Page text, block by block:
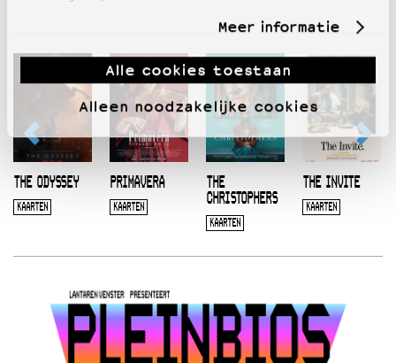
Meer informatie
Alle cookies toestaan
Alleen noodzakelijke cookies
THE ODYSSEY
KAARTEN
PRIMAVERA
KAARTEN
THE
CHRISTOPHERS
KAARTEN
THE INVITE
KAARTEN